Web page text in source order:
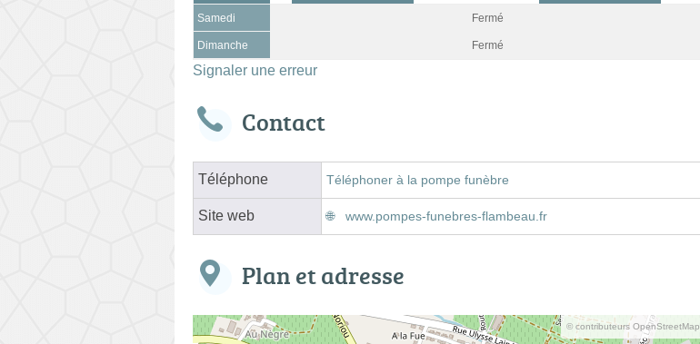
Samedi Fermé
Dimanche Fermé
Signaler une erreur
Contact
Téléphone Téléphoner à la pompe funèbre
Site web www.pompes-funebres-flambeau.fr
Plan et adresse
© contributeurs OpenStreetMap